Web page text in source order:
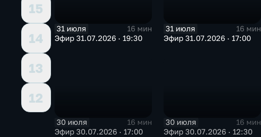
15
14
13
12
31 июля
16 мин
Эфир 31.07.2026 · 19:30
31 июля
16 мин
Эфир 31.07.2026 · 17:00
30 июля
16 мин
Эфир 30.07.2026 · 17:00
30 июля
16 мин
Эфир 30.07.2026 · 12:30